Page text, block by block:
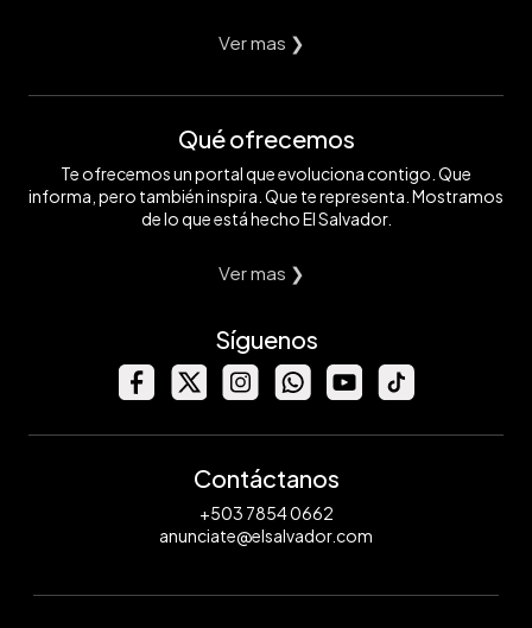
Ver mas ❯
Qué ofrecemos
Te ofrecemos un portal que evoluciona contigo. Que
informa, pero también inspira. Que te representa. Mostramos
de lo que está hecho El Salvador.
Ver mas ❯
Síguenos
Contáctanos
+503 7854 0662
anunciate@elsalvador.com